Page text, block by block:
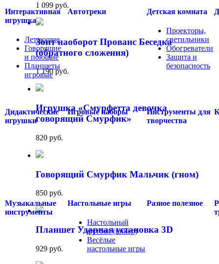
1 099 руб.
Зонт наоборот Прованс Беседка
(обратного сложения)
1 190 руб.
Игрушка «Смурфетта девочка
говорящий Смурфик»
820 руб.
Говорящий Смурфик Мальчик (гном)
850 руб.
Планшет Ударная установка 3D
929 руб.
Интерактивная
игрушка
Летающие
Говорящие
и поющие
Планшеты
игровые
.....
Автотреки Детская комната
Проекторы,
светильники
Обогреватели
Защита и
безопасность
Дидактические
игрушки
Игровые наборы
Инструменты для
творчества
Музыкальные
инструменты
Настольные игры
Настольный
футбол (кикер)
Весёлые
настольные игры
Разное полезное